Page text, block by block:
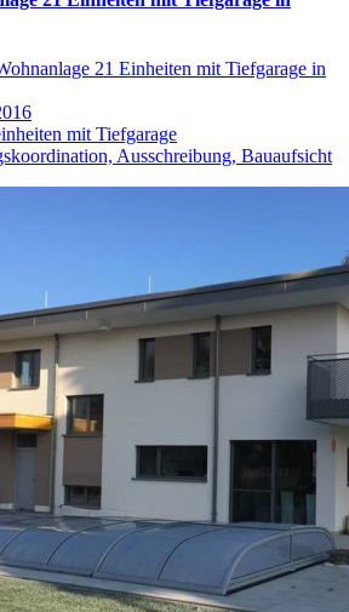
21 Einheiten mit Tiefgarage in
mit Tiefgarage
Ausschreibung, Bauaufsicht